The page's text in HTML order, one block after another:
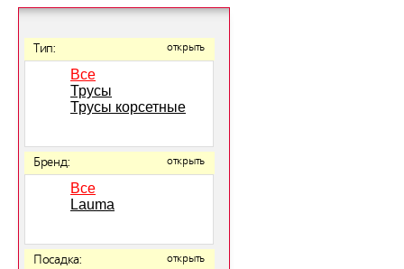
Тип: открыть
Все
Трусы
Трусы корсетные
Бренд: открыть
Все
Lauma
Посадка: открыть